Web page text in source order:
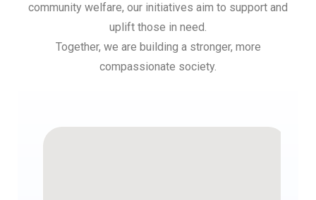
community welfare, our initiatives aim to support and
uplift those in need.
Together, we are building a stronger, more
compassionate society.